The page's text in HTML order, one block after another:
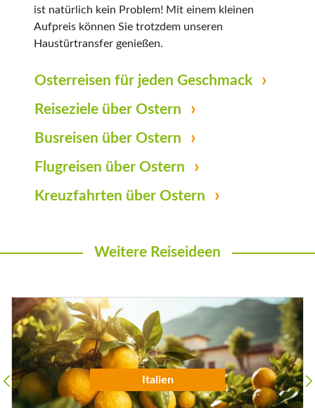
ist natürlich kein Problem! Mit einem kleinen
Aufpreis können Sie trotzdem unseren
Haustürtransfer genießen.
Osterreisen für jeden Geschmack
Reiseziele über Ostern
Busreisen über Ostern
Flugreisen über Ostern
Kreuzfahrten über Ostern
Weitere Reiseideen
Städtereisen